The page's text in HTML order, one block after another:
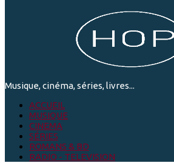
Musique, cinéma, séries, livres...
ACCUEIL
MUSIQUE
CINEMA
SÉRIES
ROMANS & BD
RADIO - TELEVISION